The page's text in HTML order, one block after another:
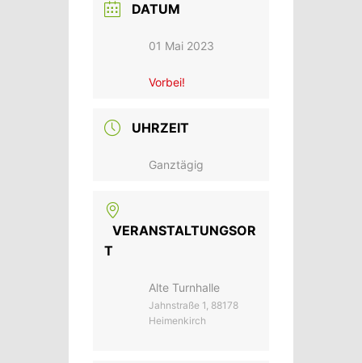
DATUM
01 Mai 2023
Vorbei!
UHRZEIT
Ganztägig
VERANSTALTUNGSOR
T
Alte Turnhalle
Jahnstraße 1, 88178
Heimenkirch